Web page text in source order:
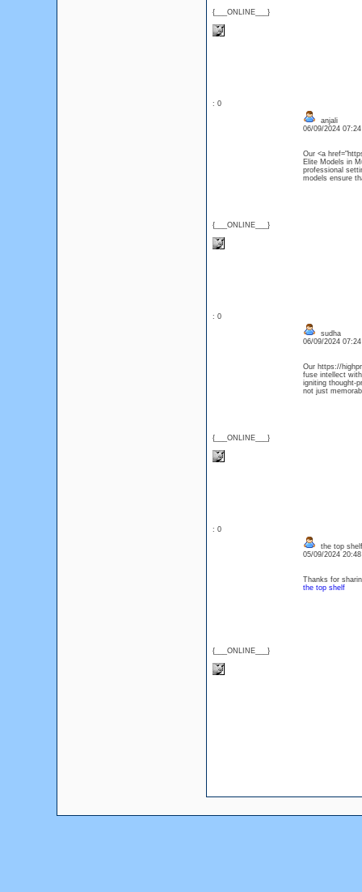
{___ONLINE___}
: 0
{___ONLINE___}
anjali
06/09/2024
Our <a
Elite Models in
professional
models ensure
: 0
{___ONLINE___}
sudha
06/09/2024
Our https://
fuse intellect
igniting thought-
not just
: 0
{___ONLINE___}
the top shelf
05/09/2024
Thanks for
the top shelf